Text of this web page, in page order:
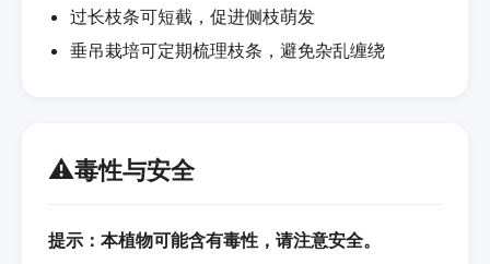
过长枝条可短截，促进侧枝萌发
垂吊栽培可定期梳理枝条，避免杂乱缠绕
⚠️毒性与安全
提示：本植物可能含有毒性，请注意安全。